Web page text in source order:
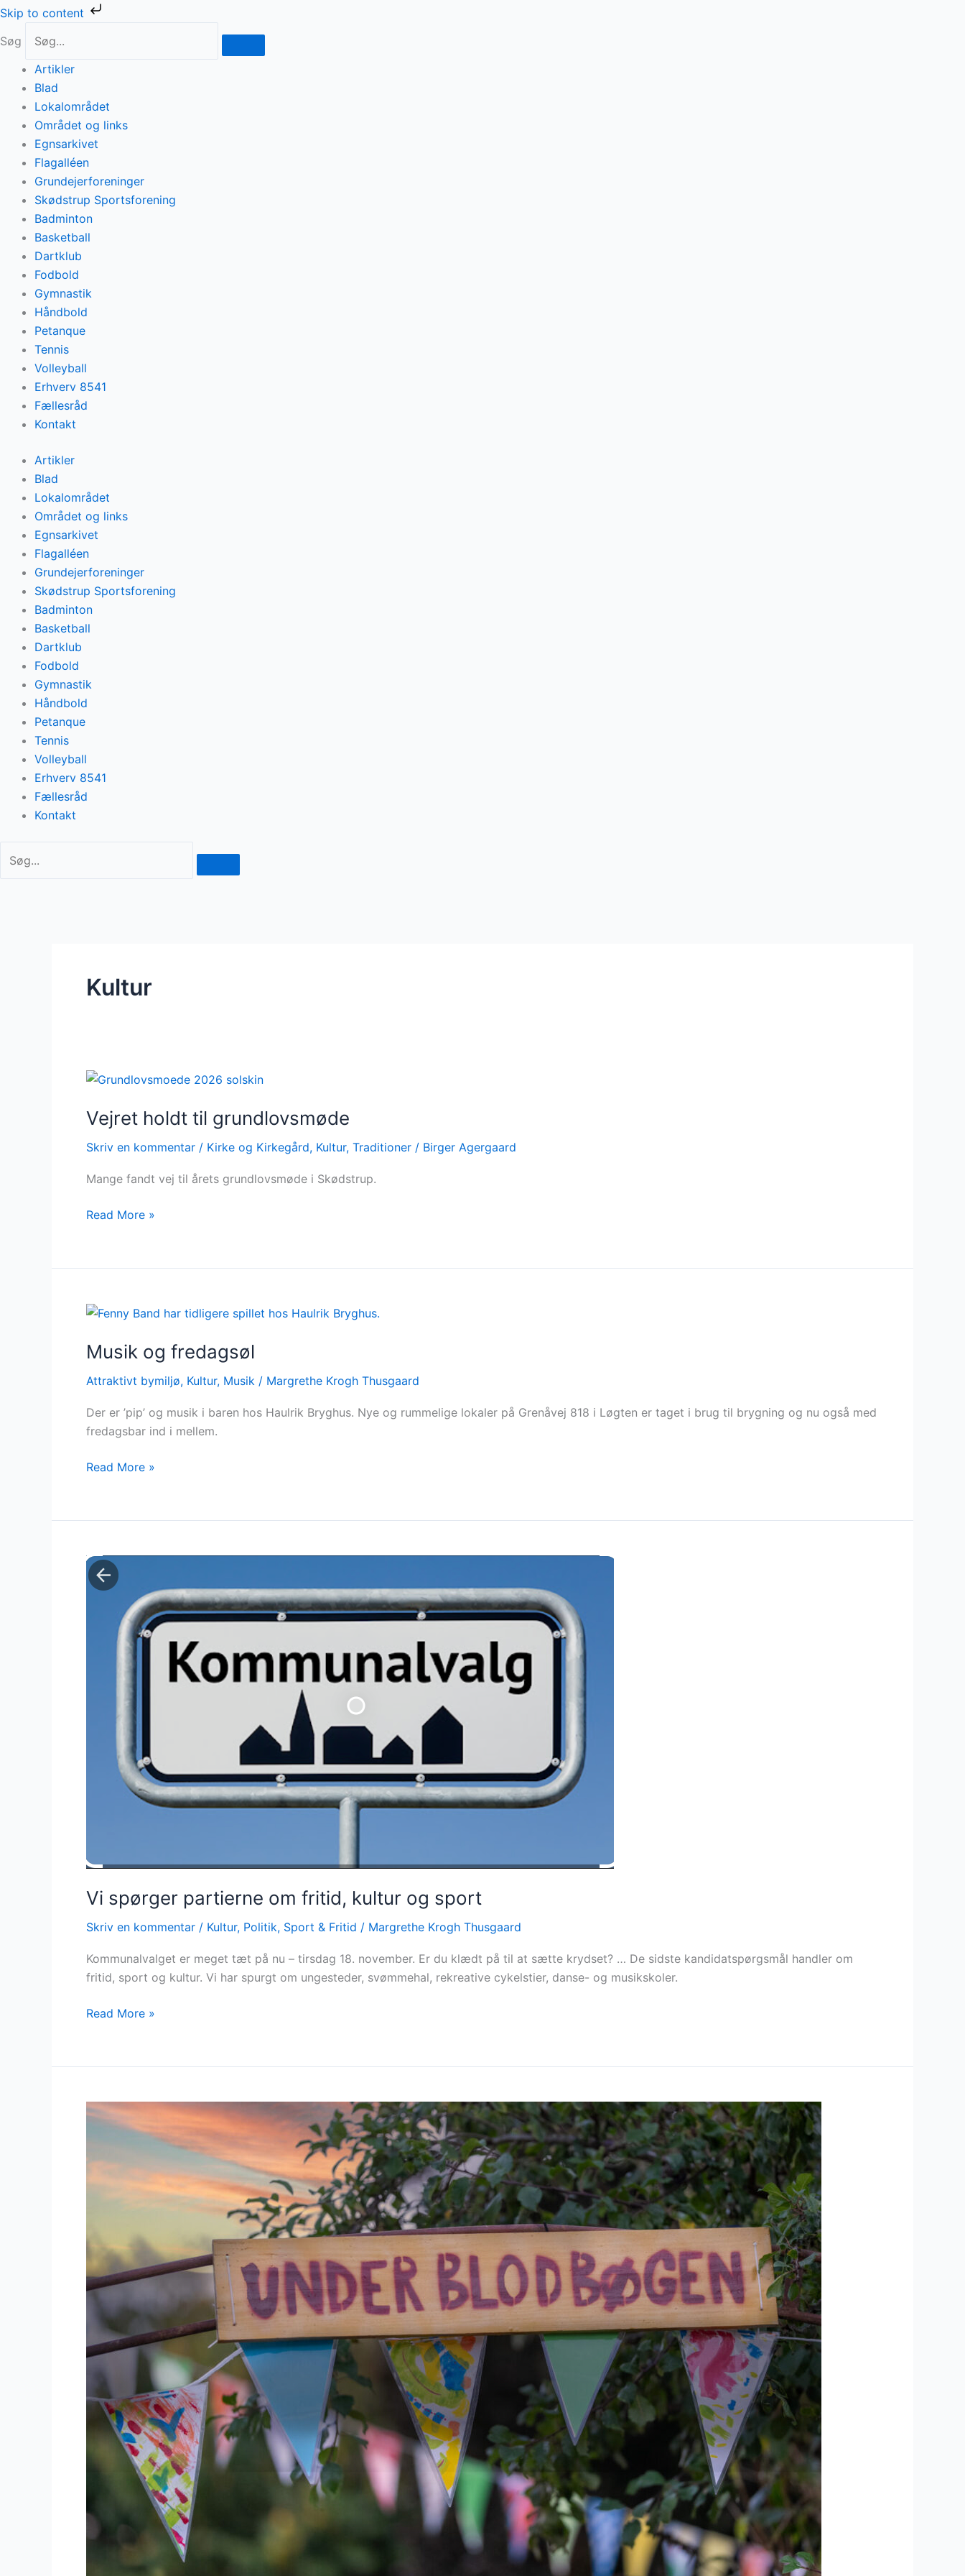
Skip to content
Gå
indholdet
Søg
Artikler
Blad
Lokalområdet
Området og links
Egnsarkivet
Flagalléen
Grundejerforeninger
Skødstrup Sportsforening
Badminton
Basketball
Dartklub
Fodbold
Gymnastik
Håndbold
Petanque
Tennis
Volleyball
Erhverv 8541
Fællesråd
Kontakt
Artikler
Blad
Lokalområdet
Området og links
Egnsarkivet
Flagalléen
Grundejerforeninger
Skødstrup Sportsforening
Badminton
Basketball
Dartklub
Fodbold
Gymnastik
Håndbold
Petanque
Tennis
Volleyball
Erhverv 8541
Fællesråd
Kontakt
Kultur
Vejret holdt til grundlovsmøde
Skriv en kommentar / Kirke og Kirkegård, Kultur, Traditioner / Birger Agergaard
Mange fandt vej til årets grundlovsmøde i Skødstrup.
Vejret
til
grundlovsmøde
Read More »
Musik og fredagsøl
Attraktivt bymiljø, Kultur, Musik / Margrethe Krogh Thusgaard
Der er ’pip’ og musik i baren hos Haulrik Bryghus. Nye og rummelige lokaler på Grenåvej 818 i Løgten er taget i brug til brygning og nu også med
fredagsbar ind i mellem.
Musik
fredagsøl
Read More »
Vi spørger partierne om fritid, kultur og sport
Skriv en kommentar / Kultur, Politik, Sport & Fritid / Margrethe Krogh Thusgaard
Kommunalvalget er meget tæt på nu – tirsdag 18. november. Er du klædt på til at sætte krydset? … De sidste kandidatspørgsmål handler om
fritid, sport og kultur. Vi har spurgt om ungesteder, svømmehal, rekreative cykelstier, danse- og musikskoler.
Vi
spørger
partierne
Read More »
Blodbøgen
brusede